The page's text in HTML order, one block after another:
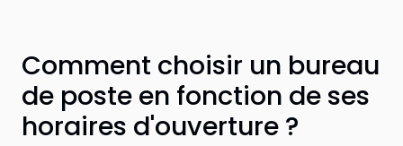
Comment choisir un bureau
de poste en fonction de ses
horaires d'ouverture ?